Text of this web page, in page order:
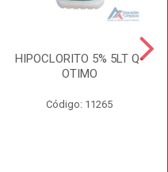
HIPOCLORITO 5% 5LT Q-
OTIMO
Código: 11265